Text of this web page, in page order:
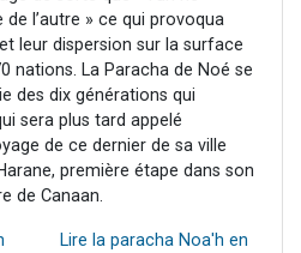
l’autre » ce qui provoqua
leur dispersion sur la surface
nations. La Paracha de Noé se
des dix générations qui
sera plus tard appelé
de ce dernier de sa ville
première étape dans son
de Canaan.
Lire la paracha Noa'h en